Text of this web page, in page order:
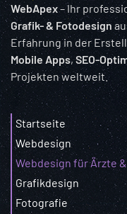
WebApex– Ihr
Grafik- & Fotodesign
Erfahrung in der
Mobile Apps,SEO-
Projekten weltweit.
Startseite
Webdesign
Webdesign für Ärzte
Grafikdesign
Fotografie